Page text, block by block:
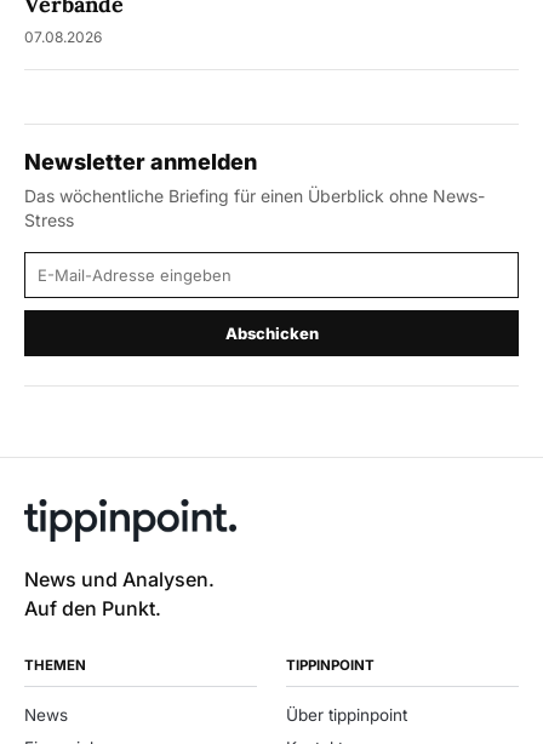
07.08.2026
Newsletter anmelden
Das wöchentliche Briefing für einen Überblick ohne News-
Stress
E-Mail-Adresse
Abschicken
News und Analysen.
Auf den Punkt.
THEMEN
News
TIPPINPOINT
Über tippinpoint